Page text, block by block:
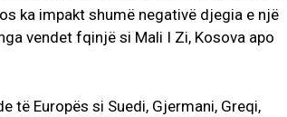
ka impakt shumë negativë djegia e një
vendet fqinjë si Mali I Zi, Kosova apo
të Europës si Suedi, Gjermani, Greqi,